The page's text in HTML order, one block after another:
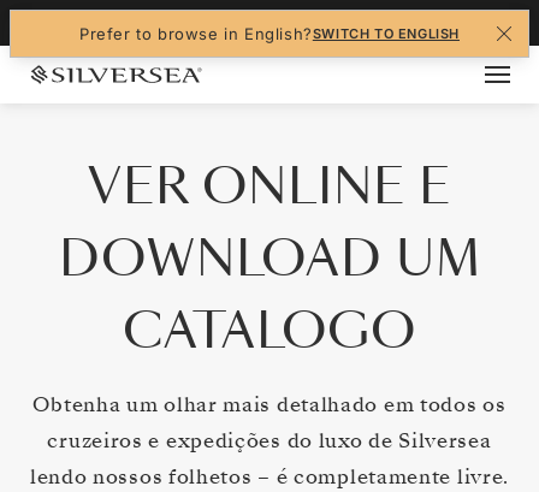
Prefer to browse in English?SWITCH TO ENGLISH
VER ONLINE E
DOWNLOAD UM
CATALOGO
Obtenha um olhar mais detalhado em todos os
cruzeiros e expedições do luxo de Silversea
lendo nossos folhetos – é completamente livre.
Navigated to VER ONLINE E DOWNLOAD UM